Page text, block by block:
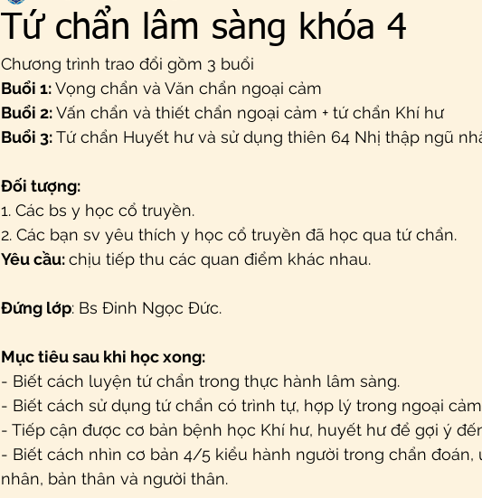
Tứ chẩn lâm sàng khóa 4
Chương trình trao đổi gồm 3 buổi
Buổi 1: Vọng chẩn và Văn chẩn ngoại cảm
Buổi 2: Vấn chẩn và thiết chẩn ngoại cảm + tứ chẩn Khí hư
Buổi 3: Tứ chẩn Huyết hư và sử dụng thiên 64 Nhị thập ngũ
Đối tượng:
1. Các bs y học cổ truyền.
2. Các bạn sv yêu thích y học cổ truyền đã học qua tứ chẩn.
Yêu cầu: chịu tiếp thu các quan điểm khác nhau.
Đứng lớp: Bs Đinh Ngọc Đức.
Mục tiêu sau khi học xong:
- Biết cách luyện tứ chẩn trong thực hành lâm sàng.
- Biết cách sử dụng tứ chẩn có trình tự, hợp lý trong ngoại
- Tiếp cận được cơ bản bệnh học Khí hư, huyết hư để gợi ý
- Biết cách nhìn cơ bản 4/5 kiểu hành người trong chẩn đoán,
nhân, bản thân và người thân.